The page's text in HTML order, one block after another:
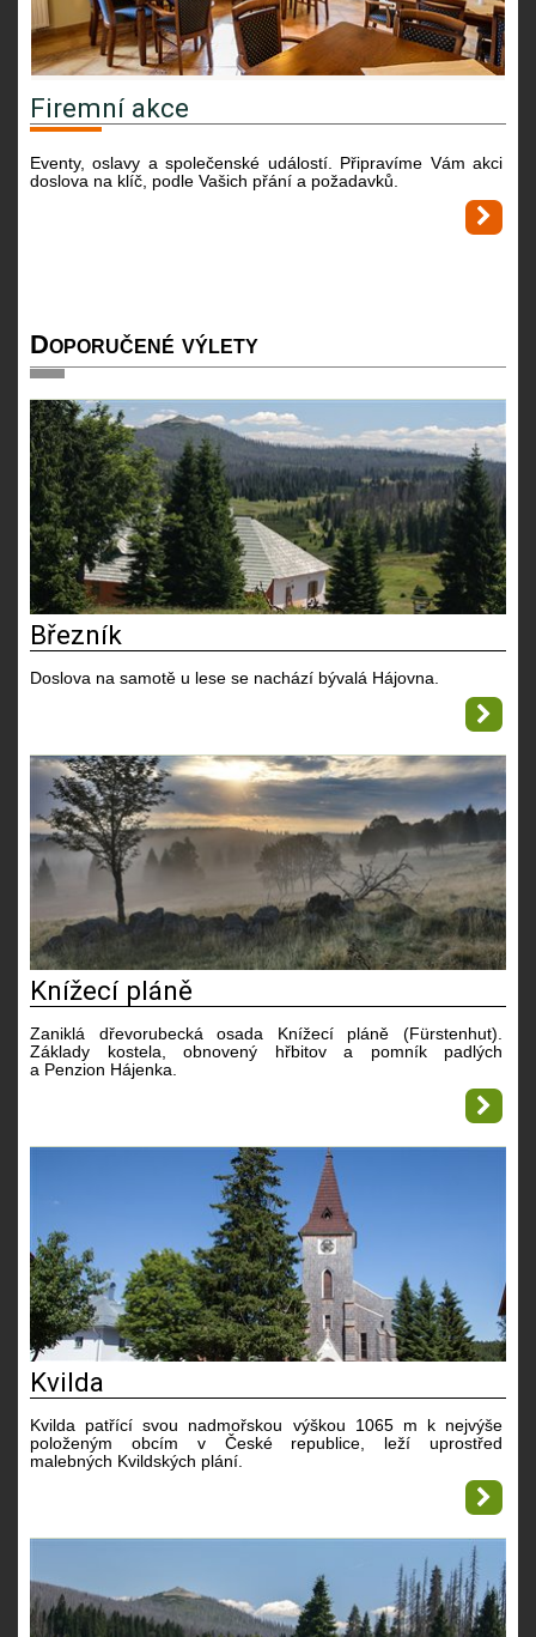
Firemní akce
Eventy, oslavy a společenské událostí. Připravíme Vám akci
doslova na klíč, podle Vašich přání a požadavků.
Doporučené výlety
Březník
Doslova na samotě u lese se nachází bývalá Hájovna.
Knížecí pláně
Zaniklá dřevorubecká osada Knížecí pláně (Fürstenhut).
Základy kostela, obnovený hřbitov a pomník padlých
a Penzion Hájenka.
Kvilda
Kvilda patřící svou nadmořskou výškou 1065 m k nejvýše
položeným obcím v České republice, leží uprostřed
malebných Kvildských plání.